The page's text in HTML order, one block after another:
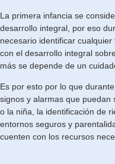
La primera infancia se
desarrollo integral, por eso
necesario identificar
con el desarrollo integral
más se depende de un
Es por esto por lo que
signos y alarmas que
o la niña, la identificación de
entornos seguros y
cuenten con los recursos